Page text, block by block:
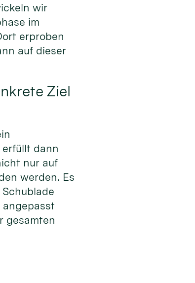
wir
im
erproben
auf dieser
Ziel
dann
nur auf
werden. Es
gesamten